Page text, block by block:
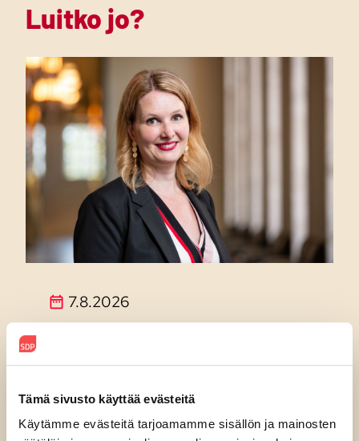
Tämä sivusto käyttää evästeitä
Käytämme evästeitä tarjoamamme sisällön ja mainosten
Luitko jo?
7.8.2026
Sikaruton torjunnassa
ratkaisevat oikea tieto,
avoimuus ja selkeät ohjeet